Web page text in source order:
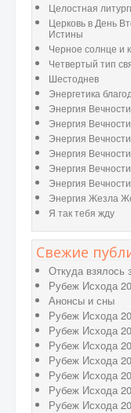
Целостная
Церковь в День
Истины
Черное солнце и
Четвертый тип
Шестоднев
Энергетика
Энергия
Энергия
Энергия
Энергия
Энергия
Энергия
Энергия Жезла
Я так тебя жду
Свежие
Откуда взялось
Рубеж Исхода
Анонсы и сны
Рубеж Исхода
Рубеж Исхода
Рубеж Исхода
Рубеж Исхода
Рубеж Исхода
Рубеж Исхода
Рубеж Исхода